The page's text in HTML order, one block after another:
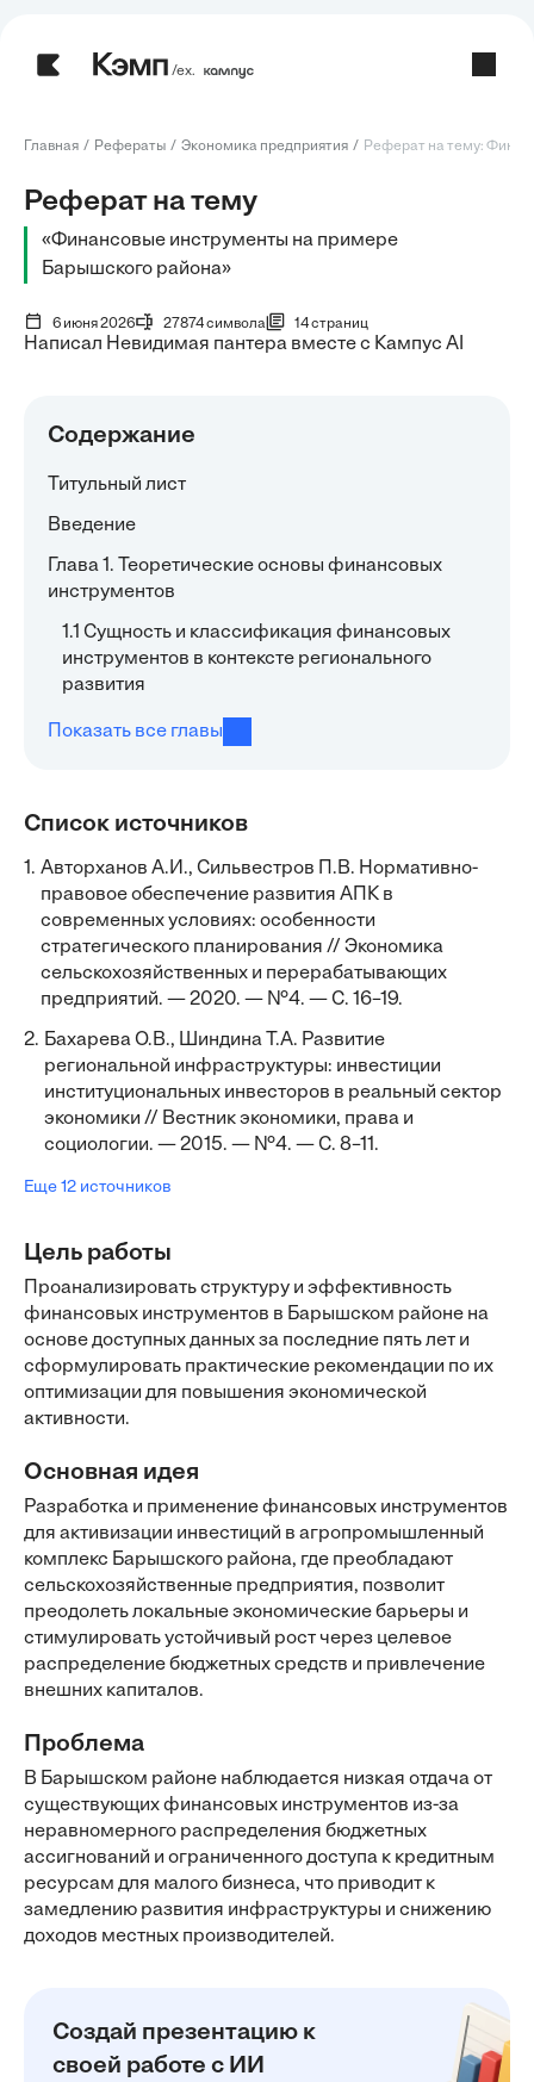
/ех.
Главная Рефераты Экономика предприятия Реферат на тему:
Реферат на тему
«Финансовые инструменты на примере
Барышского района»
6 июня 2026 27874 символа 14 страниц
Написал Невидимая пантера вместе с Кампус AI
Содержание
Титульный лист
Введение
Глава 1. Теоретические основы финансовых
инструментов
1.1 Сущность и классификация финансовых
инструментов в контексте регионального
развития
Показать все главы
Список источников
1. Авторханов А.И., Сильвестров П.В. Нормативно-
правовое обеспечение развития АПК в
современных условиях: особенности
стратегического планирования // Экономика
сельскохозяйственных и перерабатывающих
предприятий. — 2020. — №4. — С. 16–19.
2. Бахарева О.В., Шиндина Т.А. Развитие
региональной инфраструктуры: инвестиции
институциональных инвесторов в реальный сектор
экономики // Вестник экономики, права и
социологии. — 2015. — №4. — С. 8–11.
Еще 12 источников
Цель работы
Проанализировать структуру и эффективность
финансовых инструментов в Барышском районе на
основе доступных данных за последние пять лет и
сформулировать практические рекомендации по их
оптимизации для повышения экономической
активности.
Основная идея
Разработка и применение финансовых инструментов
для активизации инвестиций в агропромышленный
комплекс Барышского района, где преобладают
сельскохозяйственные предприятия, позволит
преодолеть локальные экономические барьеры и
стимулировать устойчивый рост через целевое
распределение бюджетных средств и привлечение
внешних капиталов.
Проблема
В Барышском районе наблюдается низкая отдача от
существующих финансовых инструментов из-за
неравномерного распределения бюджетных
ассигнований и ограниченного доступа к кредитным
ресурсам для малого бизнеса, что приводит к
замедлению развития инфраструктуры и снижению
доходов местных производителей.
Создай презентацию к
своей работе с ИИ